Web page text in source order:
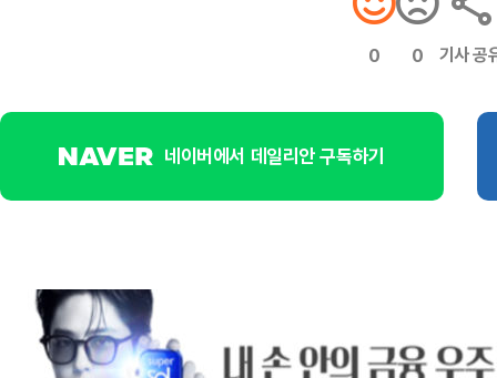
0 0 기사 공
네이버에서 데일리안 구독하기